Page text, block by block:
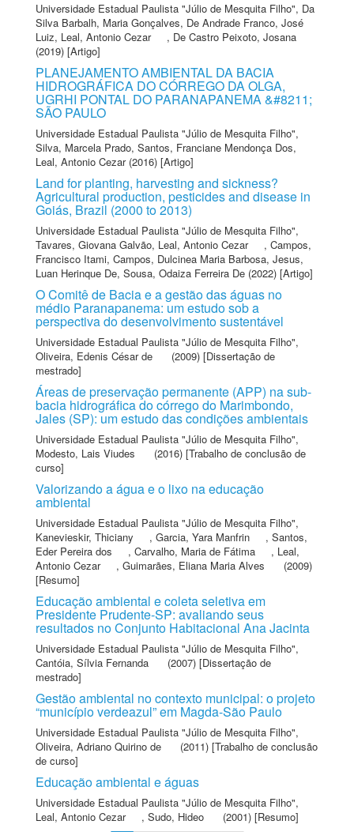
Universidade Estadual Paulista "Júlio de Mesquita Filho", Da
Silva Barbalh, Maria Gonçalves, De Andrade Franco, José
Luiz, Leal, Antonio Cezar , De Castro Peixoto, Josana
(2019) [Artigo]
PLANEJAMENTO AMBIENTAL DA BACIA
HIDROGRÁFICA DO CÓRREGO DA OLGA,
UGRHI PONTAL DO PARANAPANEMA &#8211;
SÃO PAULO
Universidade Estadual Paulista "Júlio de Mesquita Filho",
Silva, Marcela Prado, Santos, Franciane Mendonça Dos,
Leal, Antonio Cezar(2016) [Artigo]
Land for planting, harvesting and sickness?
Agricultural production, pesticides and disease in
Goiás, Brazil (2000 to 2013)
Universidade Estadual Paulista "Júlio de Mesquita Filho",
Tavares, Giovana Galvão, Leal, Antonio Cezar , Campos,
Francisco Itami, Campos, Dulcinea Maria Barbosa, Jesus,
Luan Herinque De, Sousa, Odaiza Ferreira De (2022) [Artigo]
O Comitê de Bacia e a gestão das águas no
médio Paranapanema: um estudo sob a
perspectiva do desenvolvimento sustentável
Universidade Estadual Paulista "Júlio de Mesquita Filho",
Oliveira, Edenis César de
(2009) [Dissertação de
mestrado]
Áreas de preservação permanente (APP) na sub-
bacia hidrográfica do córrego do Marimbondo,
Jales (SP): um estudo das condições ambientais
Universidade Estadual Paulista "Júlio de Mesquita Filho",
Modesto, Lais Viudes
(2016) [Trabalho de conclusão de
curso]
Valorizando a água e o lixo na educação
ambiental
Universidade Estadual Paulista "Júlio de Mesquita Filho",
Kanevieskir, Thiciany
, Garcia, Yara Manfrin , Santos,
Eder Pereira dos
, Carvalho, Maria de Fátima , Leal,
Antonio Cezar
, Guimarães, Eliana Maria Alves
(2009)
[Resumo]
Educação ambiental e coleta seletiva em
Presidente Prudente-SP: avaliando seus
resultados no Conjunto Habitacional Ana Jacinta
Universidade Estadual Paulista "Júlio de Mesquita Filho",
Cantóia, Sílvia Fernanda
(2007) [Dissertação de
mestrado]
Gestão ambiental no contexto municipal: o projeto
“município verdeazul” em Magda-São Paulo
Universidade Estadual Paulista "Júlio de Mesquita Filho",
Oliveira, Adriano Quirino de
(2011) [Trabalho de conclusão
de curso]
Educação ambiental e águas
Universidade Estadual Paulista "Júlio de Mesquita Filho",
Leal, Antonio Cezar
, Sudo, Hideo (2001) [Resumo]